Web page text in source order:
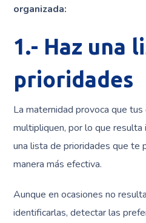
organizada:
1.- Haz una
prioridades
La maternidad provoca que tus
multipliquen, por lo que
una lista de prioridades que te
manera más efectiva.
Aunque en ocasiones no
identificarlas, detectar las